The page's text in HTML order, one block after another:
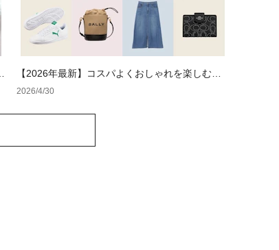
【2026年最新】コスパよくおしゃれを楽しむ！
レディースアウトレットおすすめブランド特集
2026/4/30